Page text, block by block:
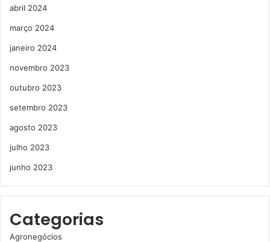
abril 2024
março 2024
janeiro 2024
novembro 2023
outubro 2023
setembro 2023
agosto 2023
julho 2023
junho 2023
Categorias
Agronegócios